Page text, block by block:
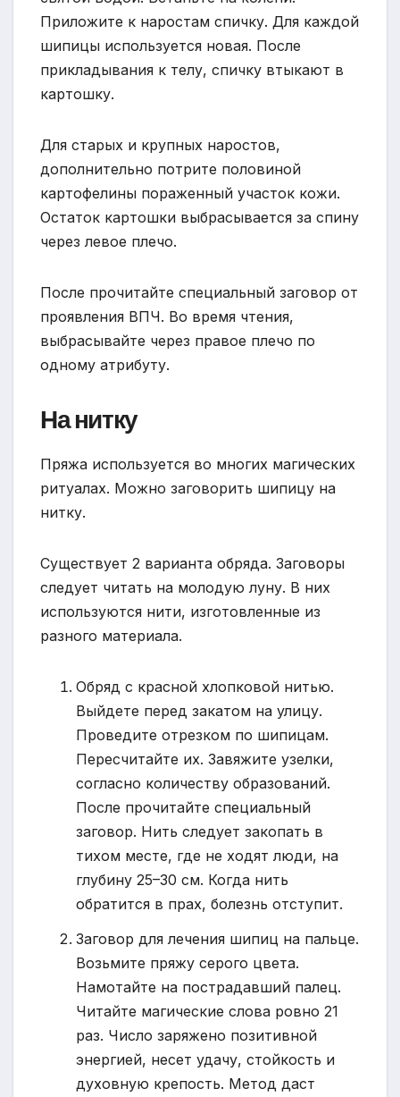
Приложите к наростам спичку. Для каждой
шипицы используется новая. После
прикладывания к телу, спичку втыкают в
картошку.
Для старых и крупных наростов,
дополнительно потрите половиной
картофелины пораженный участок кожи.
Остаток картошки выбрасывается за спину
через левое плечо.
После прочитайте специальный заговор от
проявления ВПЧ. Во время чтения,
выбрасывайте через правое плечо по
одному атрибуту.
На нитку
Пряжа используется во многих магических
ритуалах. Можно заговорить шипицу на
нитку.
Существует 2 варианта обряда. Заговоры
следует читать на молодую луну. В них
используются нити, изготовленные из
разного материала.
Обряд с красной хлопковой нитью.
Выйдете перед закатом на улицу.
Проведите отрезком по шипицам.
Пересчитайте их. Завяжите узелки,
согласно количеству образований.
После прочитайте специальный
заговор. Нить следует закопать в
тихом месте, где не ходят люди, на
глубину 25–30 см. Когда нить
обратится в прах, болезнь отступит.
Заговор для лечения шипиц на пальце.
Возьмите пряжу серого цвета.
Намотайте на пострадавший палец.
Читайте магические слова ровно 21
раз. Число заряжено позитивной
энергией, несет удачу, стойкость и
духовную крепость. Метод даст